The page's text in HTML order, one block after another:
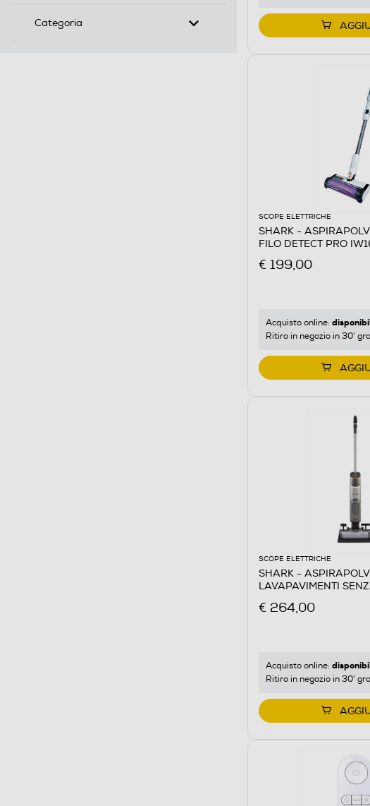
Categoria
SCOPE ELETTRICHE
SHARK -
FILO DETECT PRO
€ 199,00
Acquisto online:
Ritiro in negozio in 30'
SCOPE ELETTRICHE
SHARK -
LAVAPAVIMENTI
€ 264,00
Acquisto online:
Ritiro in negozio in 30'